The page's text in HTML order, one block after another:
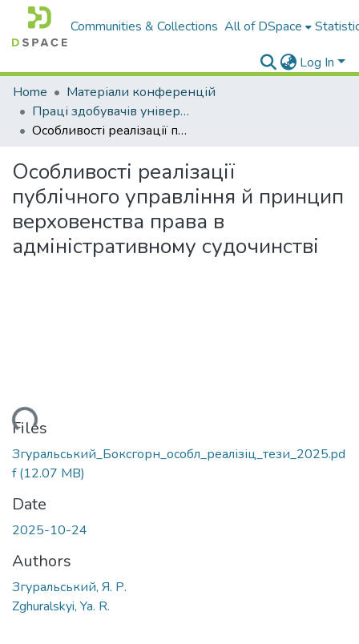
Communities & Collections All of DSpace
Log In
Home
Матеріали конференцій
Праці здобувачів університету
Особливості реалізації публічного управління й принцип верховенства права в адміністративному судочинстві
Особливості реалізації
публічного управління й принцип
верховенства права в
адміністративному судочинстві
Files
Згуральський_Боксгорн_особл_реалізіц_тези_2025.pd
f(12.07 MB)
Date
2025-10-24
Authors
Згуральський, Я. Р.
Zghuralskyi, Ya. R.